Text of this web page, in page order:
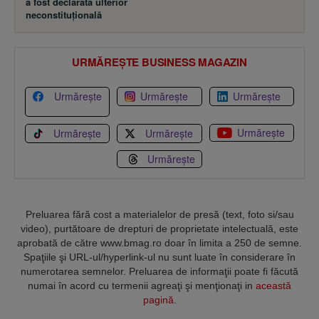
neconstituţională
URMĂREȘTE BUSINESS MAGAZIN
Urmărește Urmărește Urmărește
Urmărește Urmărește
Urmărește
Urmărește
Preluarea fără cost a materialelor de presă (text, foto si/sau
video), purtătoare de drepturi de proprietate intelectuală, este
aprobată de către www.bmag.ro doar în limita a 250 de semne.
Spaţiile şi URL-ul/hyperlink-ul nu sunt luate în considerare în
numerotarea semnelor. Preluarea de informaţii poate fi făcută
numai în acord cu termenii agreaţi şi menţionaţi in această
pagină